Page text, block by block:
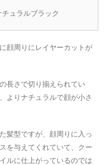
ュラルブラック
顔周りにレイヤーカットが
長さで切り揃えられてい
よりナチュラルで顔が小さ
髪型ですが、顔周りに入っ
を与えてくれていて、クー
ルに仕上がっているのでは